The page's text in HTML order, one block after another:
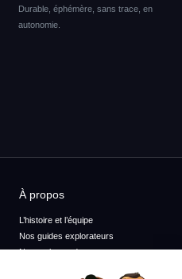
Durable, éphémère, sans trace, en
autonomie.
À propos
L’histoire et l’équipe
Nos guides explorateurs
Nos ambassadeurs